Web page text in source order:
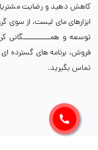
کاهش دهید و رضایت
ابزارهای مای لیست، از
توسعه و همـــــــــــگانی
فروش، برنامه های گسترده ای
تماس بگیرید.